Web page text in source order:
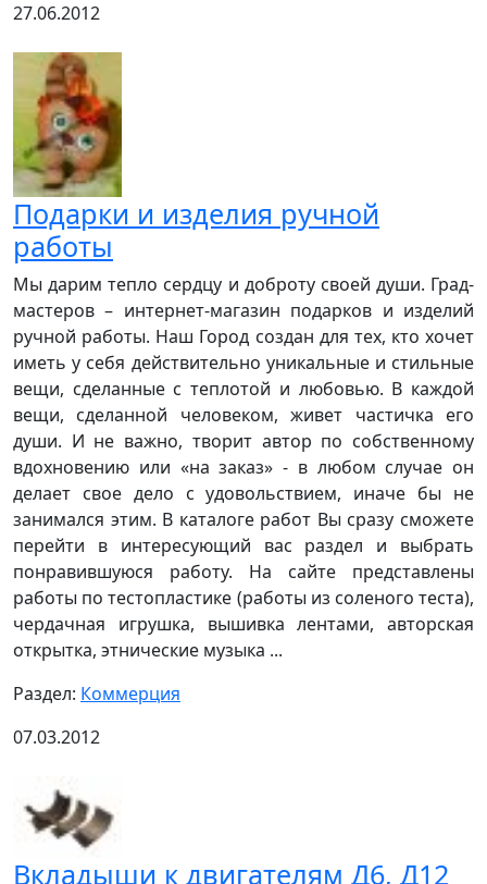
27.06.2012
Подарки и изделия ручной
работы
Мы дарим тепло сердцу и доброту своей души. Град-
мастеров – интернет-магазин подарков и изделий
ручной работы. Наш Город создан для тех, кто хочет
иметь у себя действительно уникальные и стильные
вещи, сделанные с теплотой и любовью. В каждой
вещи, сделанной человеком, живет частичка его
души. И не важно, творит автор по собственному
вдохновению или «на заказ» - в любом случае он
делает свое дело с удовольствием, иначе бы не
занимался этим. В каталоге работ Вы сразу сможете
перейти в интересующий вас раздел и выбрать
понравившуюся работу. На сайте представлены
работы по тестопластике (работы из соленого теста),
чердачная игрушка, вышивка лентами, авторская
открытка, этнические музыка ...
Раздел: Коммерция
07.03.2012
Вкладыши к двигателям Д6, Д12